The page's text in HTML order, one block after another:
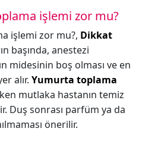
işlemi zor mu?
işlemi zor mu?, Dikkat
başında, anestezi
midesinin boş olması ve en
alır. Yumurta toplama
mutlaka hastanın temiz
Duş sonrası parfüm ya da
önerilir.